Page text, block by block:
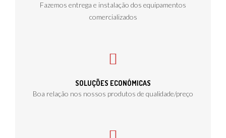
Fazemos entrega e instalação dos equipamentos
comercializados
SOLUÇÕES ECONÓMICAS
Boa relação nos nossos produtos de qualidade/preço